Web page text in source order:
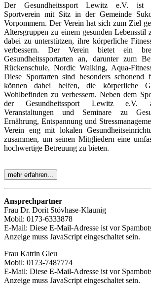
Der Gesundheitssport Lewitz e.V. ist
Sportverein mit Sitz in der Gemeinde
Vorpommern. Der Verein hat sich zum Ziel
Altersgruppen zu einem gesunden Lebensstil
dabei zu unterstützen, ihre körperliche
verbessern. Der Verein bietet ein
Gesundheitssportarten an, darunter zum
Rückenschule, Nordic Walking, Aqua-
Diese Sportarten sind besonders
können dabei helfen, die körperliche
Wohlbefinden zu verbessern. Neben dem
der Gesundheitssport Lewitz e.V.
Veranstaltungen und Seminare zu
Ernährung, Entspannung und
Verein eng mit lokalen
zusammen, um seinen Mitgliedern eine
hochwertige Betreuung zu bieten.
mehr erfahren...
Ansprechpartner
Frau Dr. Dorit Stövhase-Klaunig
Mobil: 0173-6333878
E-Mail: Diese E-Mail-Adresse ist vor
Anzeige muss JavaScript eingeschaltet sein.
Frau Katrin Gleu
Mobil: 0173-7487774
E-Mail: Diese E-Mail-Adresse ist vor
Anzeige muss JavaScript eingeschaltet sein.